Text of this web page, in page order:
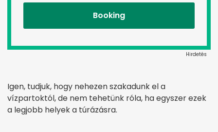
Booking
Hirdetés
Igen, tudjuk, hogy nehezen szakadunk el a
vízpartoktól, de nem tehetünk róla, ha egyszer ezek
a legjobb helyek a túrázásra.